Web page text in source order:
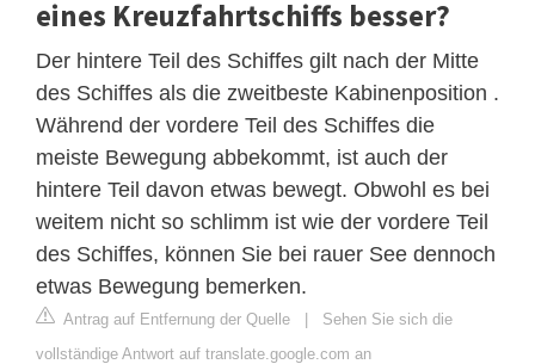
eines Kreuzfahrtschiffs besser?
Der hintere Teil des Schiffes gilt nach der Mitte
des Schiffes als die zweitbeste Kabinenposition .
Während der vordere Teil des Schiffes die
meiste Bewegung abbekommt, ist auch der
hintere Teil davon etwas bewegt. Obwohl es bei
weitem nicht so schlimm ist wie der vordere Teil
des Schiffes, können Sie bei rauer See dennoch
etwas Bewegung bemerken.
Antrag auf Entfernung der Quelle | Sehen Sie sich die
vollständige Antwort auf translate.google.com an